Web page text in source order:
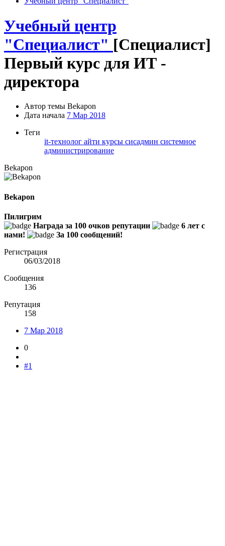
Учебный центр
"Специалист" [Специалист]
Первый курс для ИТ -
директора
Автор темы Bekapon
Дата начала 7 Мар 2018
Теги
it-технолог айти курсы сисадмин системное
администрирование
Bekapon
Bekapon
Пилигрим
Награда за 100 очков репутации
6 лет с
нами!
За 100 сообщений!
Регистрация
06/03/2018
Сообщения
136
Репутация
158
7 Мар 2018
0
#1